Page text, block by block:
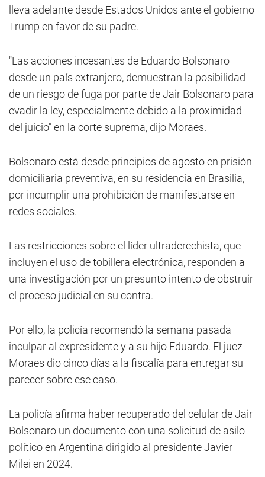
lleva adelante desde Estados Unidos ante el gobierno
Trump en favor de su padre.
"Las acciones incesantes de Eduardo Bolsonaro
desde un país extranjero, demuestran la posibilidad
de un riesgo de fuga por parte de Jair Bolsonaro para
evadir la ley, especialmente debido a la proximidad
del juicio" en la corte suprema, dijo Moraes.
Bolsonaro está desde principios de agosto en prisión
domiciliaria preventiva, en su residencia en Brasilia,
por incumplir una prohibición de manifestarse en
redes sociales.
Las restricciones sobre el líder ultraderechista, que
incluyen el uso de tobillera electrónica, responden a
una investigación por un presunto intento de obstruir
el proceso judicial en su contra.
Por ello, la policía recomendó la semana pasada
inculpar al expresidente y a su hijo Eduardo. El juez
Moraes dio cinco días a la fiscalía para entregar su
parecer sobre ese caso.
La policía afirma haber recuperado del celular de Jair
Bolsonaro un documento con una solicitud de asilo
político en Argentina dirigido al presidente Javier
Milei en 2024.